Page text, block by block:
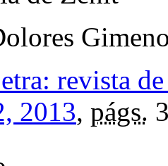
revista
2013, págs.